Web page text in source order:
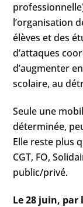
l’organisation
élèves et des
d’attaques
d’augmenter
scolaire, au
Seule une
déterminée,
Elle reste plus
CGT, FO,
public/privé.
Le 28 juin,